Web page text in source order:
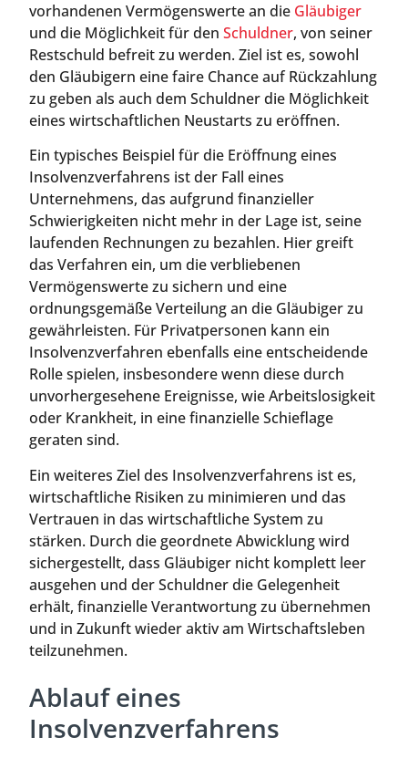
vorhandenen Vermögenswerte an die Gläubiger
und die Möglichkeit für den Schuldner, von seiner
Restschuld befreit zu werden. Ziel ist es, sowohl
den Gläubigern eine faire Chance auf Rückzahlung
zu geben als auch dem Schuldner die Möglichkeit
eines wirtschaftlichen Neustarts zu eröffnen.
Ein typisches Beispiel für die Eröffnung eines
Insolvenzverfahrens ist der Fall eines
Unternehmens, das aufgrund finanzieller
Schwierigkeiten nicht mehr in der Lage ist, seine
laufenden Rechnungen zu bezahlen. Hier greift
das Verfahren ein, um die verbliebenen
Vermögenswerte zu sichern und eine
ordnungsgemäße Verteilung an die Gläubiger zu
gewährleisten. Für Privatpersonen kann ein
Insolvenzverfahren ebenfalls eine entscheidende
Rolle spielen, insbesondere wenn diese durch
unvorhergesehene Ereignisse, wie Arbeitslosigkeit
oder Krankheit, in eine finanzielle Schieflage
geraten sind.
Ein weiteres Ziel des Insolvenzverfahrens ist es,
wirtschaftliche Risiken zu minimieren und das
Vertrauen in das wirtschaftliche System zu
stärken. Durch die geordnete Abwicklung wird
sichergestellt, dass Gläubiger nicht komplett leer
ausgehen und der Schuldner die Gelegenheit
erhält, finanzielle Verantwortung zu übernehmen
und in Zukunft wieder aktiv am Wirtschaftsleben
teilzunehmen.
Ablauf eines
Insolvenzverfahrens